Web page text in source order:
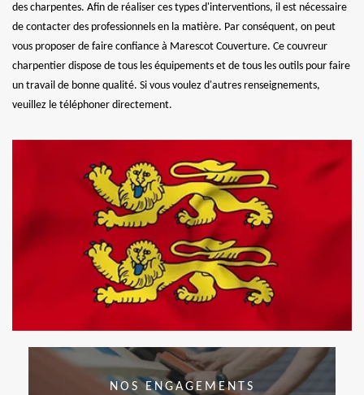
des charpentes. Afin de réaliser ces types d'interventions, il est nécessaire
de contacter des professionnels en la matière. Par conséquent, on peut
vous proposer de faire confiance à Marescot Couverture. Ce couvreur
charpentier dispose de tous les équipements et de tous les outils pour faire
un travail de bonne qualité. Si vous voulez d'autres renseignements,
veuillez le téléphoner directement.
NOS ENGAGEMENTS